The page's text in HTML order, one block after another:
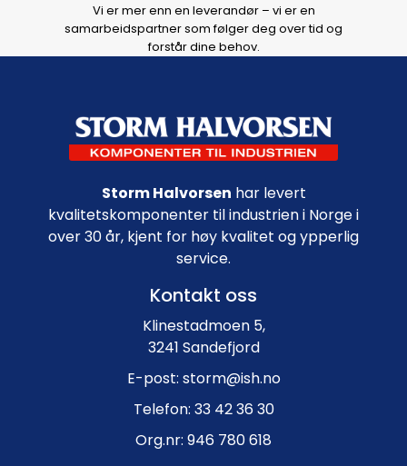
Vi er mer enn en leverandør – vi er en
samarbeidspartner som følger deg over tid og
forstår dine behov.
Footer navigation
Storm Halvorsen har levert
kvalitetskomponenter til industrien i Norge i
over 30 år, kjent for høy kvalitet og ypperlig
service.
Kontakt oss
Klinestadmoen 5,
3241 Sandefjord
E-post: storm@ish.no
Telefon: 33 42 36 30
Org.nr: 946 780 618